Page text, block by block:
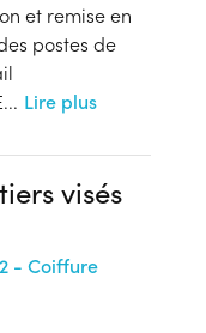
et remise en
postes de
... Lire plus
visés
- Coiffure